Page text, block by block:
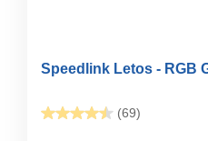
Speedlink Letos - RGB
(69)